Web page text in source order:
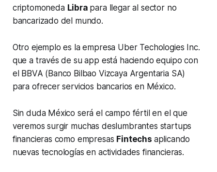
criptomoneda Libra para llegar al sector no
bancarizado del mundo.
Otro ejemplo es la empresa Uber Techologies Inc.
que a través de su app está haciendo equipo con
el BBVA (Banco Bilbao Vizcaya Argentaria SA)
para ofrecer servicios bancarios en México.
Sin duda México será el campo fértil en el que
veremos surgir muchas deslumbrantes startups
financieras como empresas Fintechs aplicando
nuevas tecnologías en actividades financieras.